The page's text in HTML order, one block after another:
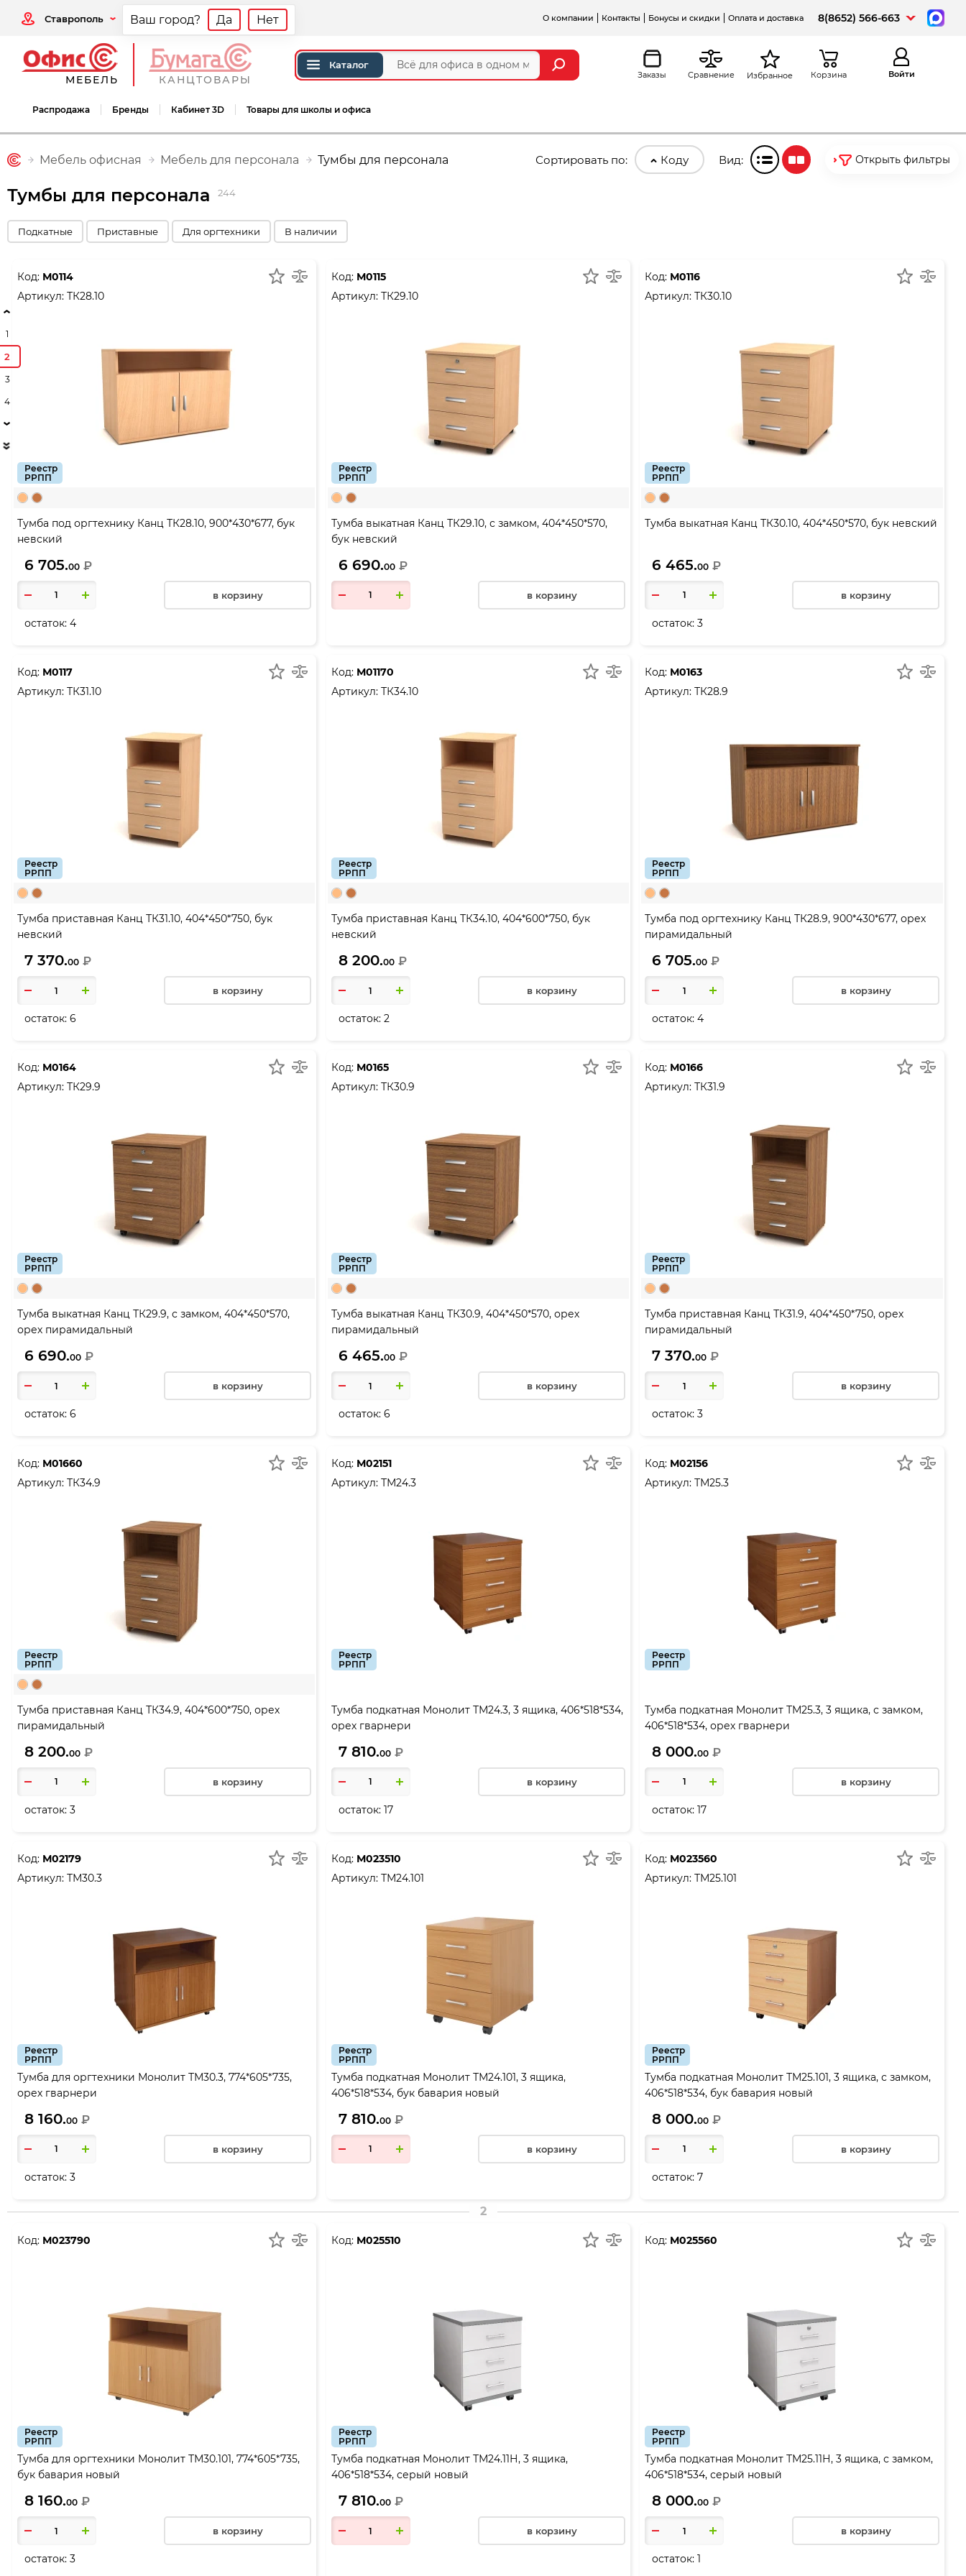
Ставрополь Ваш город? Да Нет О компании Контакты Бонусы и скидки Оплата и доставка 8(8652) 566-663
МЕБЕЛЬ КАНЦТОВАРЫ
Каталог
Заказы Сравнение Избранное Корзина Войти
Распродажа Бренды Кабинет 3D Товары для школы и офиса
1
2
3
4
Мебель офисная Мебель для персонала Тумбы для персонала Сортировать по: Коду Вид: Открыть фильтры
Тумбы для персонала 244
Подкатные Приставные Для оргтехники В наличии
Код: М0114
Артикул: ТК28.10
Реестр
РРПП
Тумба под оргтехнику Канц ТК28.10, 900*430*677, бук
невский
6 705.00 ₽
в корзину
остаток: 4
Код: М0115
Артикул: ТК29.10
Реестр
РРПП
Тумба выкатная Канц ТК29.10, с замком, 404*450*570,
бук невский
6 690.00 ₽
в корзину
Код: М0116
Артикул:ТК30.10
Реестр
РРПП
Тумба выкатная Канц ТК30.10, 404*450*570, бук невский
6 465.00 ₽
в корзину
остаток:3
Код: М0117
Артикул: ТК31.10
Реестр
РРПП
Тумба приставная Канц ТК31.10, 404*450*750, бук
невский
7 370.00 ₽
в корзину
остаток: 6
Код: М01170
Артикул: ТК34.10
Реестр
РРПП
Тумба приставная Канц ТК34.10, 404*600*750, бук
невский
8 200.00 ₽
в корзину
остаток: 2
Код: М0163
Артикул:ТК28.9
Реестр
РРПП
Тумба под оргтехнику Канц ТК28.9, 900*430*677, орех
пирамидальный
6 705.00 ₽
в корзину
остаток:4
Код: М0164
Артикул: ТК29.9
Реестр
РРПП
Тумба выкатная Канц ТК29.9, с замком, 404*450*570,
орех пирамидальный
6 690.00 ₽
в корзину
остаток: 6
Код: М0165
Артикул: ТК30.9
Реестр
РРПП
Тумба выкатная Канц ТК30.9, 404*450*570, орех
пирамидальный
6 465.00 ₽
в корзину
остаток: 6
Код: М0166
Артикул:ТК31.9
Реестр
РРПП
Тумба приставная Канц ТК31.9, 404*450*750, орех
пирамидальный
7 370.00 ₽
в корзину
остаток:3
Код: М01660
Артикул: ТК34.9
Реестр
РРПП
Тумба приставная Канц ТК34.9, 404*600*750, орех
пирамидальный
8 200.00 ₽
в корзину
остаток: 3
Код: М02151
Артикул: ТМ24.3
Реестр
РРПП
Тумба подкатная Монолит ТМ24.3, 3 ящика, 406*518*534,
орех гварнери
7 810.00 ₽
в корзину
остаток: 17
Код: М02156
Артикул:ТМ25.3
Реестр
РРПП
Тумба подкатная Монолит ТМ25.3, 3 ящика, с замком,
406*518*534, орех гварнери
8 000.00 ₽
в корзину
остаток:17
Код: М02179
Артикул: ТМ30.3
Реестр
РРПП
Тумба для оргтехники Монолит ТМ30.3, 774*605*735,
орех гварнери
8 160.00 ₽
в корзину
остаток: 3
Код: М023510
Артикул: ТМ24.101
Реестр
РРПП
Тумба подкатная Монолит ТМ24.101, 3 ящика,
406*518*534, бук бавария новый
7 810.00 ₽
в корзину
Код: М023560
Артикул:ТМ25.101
Реестр
РРПП
Тумба подкатная Монолит ТМ25.101, 3 ящика, с замком,
406*518*534, бук бавария новый
8 000.00 ₽
в корзину
остаток:7
2
Код: М023790
Реестр
РРПП
Тумба для оргтехники Монолит ТМ30.101, 774*605*735,
бук бавария новый
8 160.00 ₽
в корзину
остаток: 3
Код: М025510
Реестр
РРПП
Тумба подкатная Монолит ТМ24.11Н, 3 ящика,
406*518*534, серый новый
7 810.00 ₽
в корзину
Код: М025560
Реестр
РРПП
Тумба подкатная Монолит ТМ25.11Н, 3 ящика, с замком,
406*518*534, серый новый
8 000.00 ₽
в корзину
остаток:1